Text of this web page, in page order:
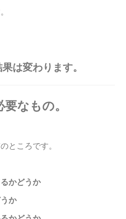
は変わります。
なもの。
ところです。
かどうか
か